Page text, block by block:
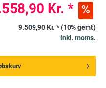
Kr. *
9.509,90 Kr. *(10% gemt)
inkl. moms.